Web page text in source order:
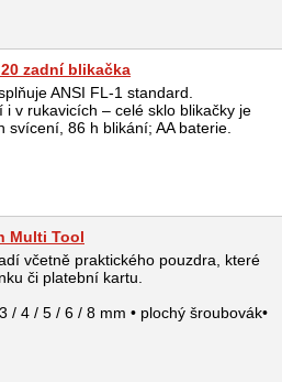
zadní blikačka
ANSI FL-1 standard.
v rukavicích – celé sklo blikačky je
svícení, 86 h blikání; AA baterie.
Multi Tool
včetně praktického pouzdra, které
či platební kartu.
/ 4 / 5 / 6 / 8 mm • plochý šroubovák•